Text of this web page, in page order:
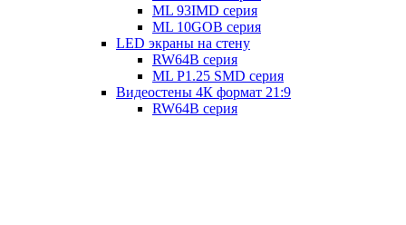
ML 93IMD серия
ML 10GOB серия
LED экраны на стену
RW64B серия
ML P1.25 SMD серия
Видеостены 4К формат 21:9
RW64B серия